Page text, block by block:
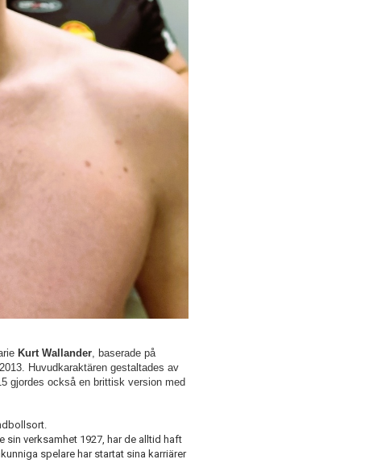
Kurt Wallander, baserade på
Huvudkaraktären gestaltades av
gjordes också en brittisk version med
sin verksamhet 1927, har de alltid haft
spelare har startat sina karriärer